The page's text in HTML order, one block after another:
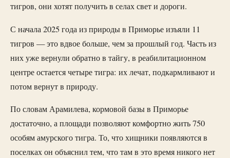
тигров, они хотят получить в селах свет и дороги.
С начала 2025 года из природы в Приморье изъяли 11
тигров — это вдвое больше, чем за прошлый год. Часть из
них уже вернули обратно в тайгу, в реабилитационном
центре остается четыре тигра: их лечат, подкармливают и
потом вернут в природу.
По словам Арамилева, кормовой базы в Приморье
достаточно, а площади позволяют комфортно жить 750
особям амурского тигра. То, что хищники появляются в
поселках он объяснил тем, что там в это время никого нет